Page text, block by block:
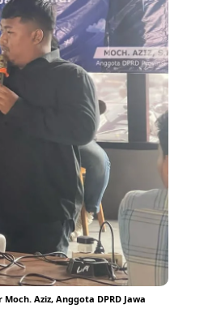
Aziz, Anggota DPRD Jawa